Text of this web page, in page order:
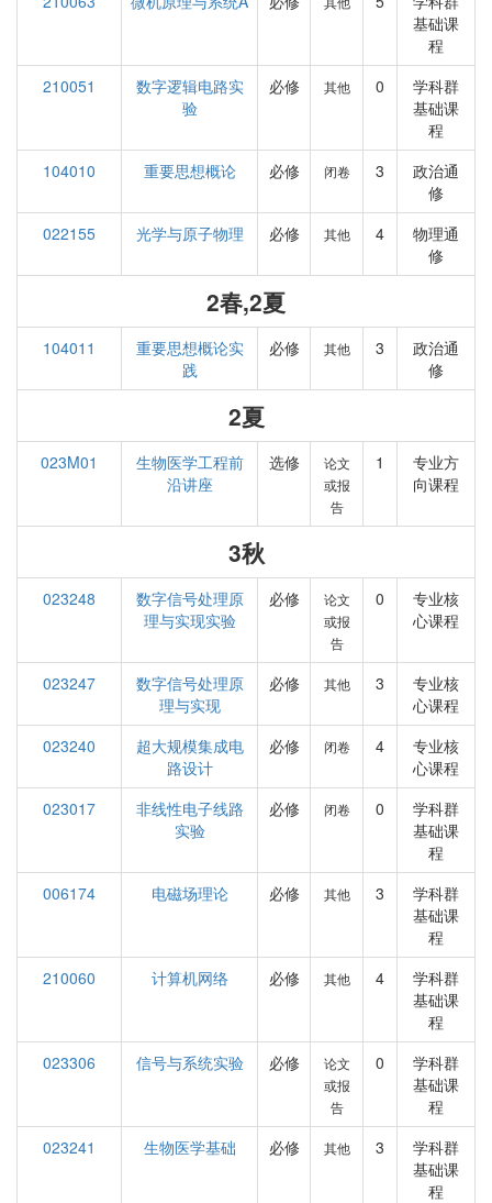
基础课
程
210051
数字逻辑电路实
验
必修 其他 0
学科群
基础课
程
104010
重要思想概论 必修 闭卷 3
政治通
修
022155
光学与原子物理 必修 其他 4
物理通
修
2春,2夏
104011
重要思想概论实
践
必修 其他 3
政治通
修
2夏
023M01
生物医学工程前
沿讲座
选修
论文
或报
告
1
专业方
向课程
3秋
023248
数字信号处理原
理与实现实验
必修
论文
或报
告
0
专业核
心课程
023247
数字信号处理原
理与实现
必修 其他 3
专业核
心课程
023240
超大规模集成电
路设计
必修 闭卷 4
专业核
心课程
023017
非线性电子线路
实验
必修 闭卷 0
学科群
基础课
程
006174
电磁场理论 必修 其他 3
学科群
基础课
程
210060
计算机网络 必修 其他 4
学科群
基础课
程
023306
信号与系统实验 必修
论文
或报
告
0
学科群
基础课
程
023241
生物医学基础 必修 其他 3
学科群
基础课
程